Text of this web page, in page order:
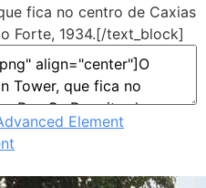
fica no centro de Caxias
Forte, 1934.[/text_block]
Element